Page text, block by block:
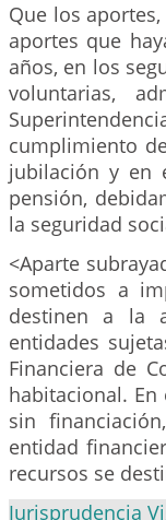
Que los
aportes que
años, en los
voluntarias,
cumplimiento
jubilación y en
pensión,
la seguridad
<Aparte
sometidos a
destinen a la
entidades
Financiera de
habitacional.
sin
entidad
recursos se
Jurisprudencia